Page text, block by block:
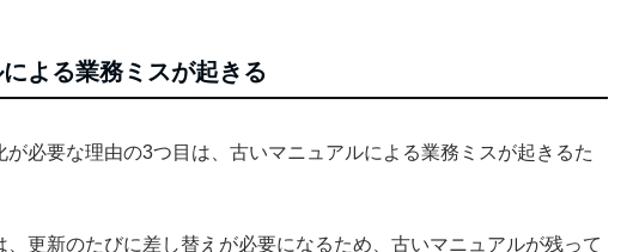
よる業務ミスが起きる
が必要な理由の3つ目は、古いマニュアルによる業務ミスが起きるた
、更新のたびに差し替えが必要になるため、古いマニュアルが残って